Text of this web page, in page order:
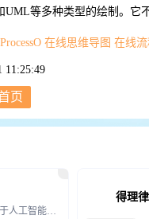
UML等多种类型的绘制。它
ProcessO 在线思维导图 在线流
11:25:49
页
法唠AI是一个基于人工智能技术的法律咨询平台，它利用先进的自然语言处理和机器学习技术，为用户提供高效
得理